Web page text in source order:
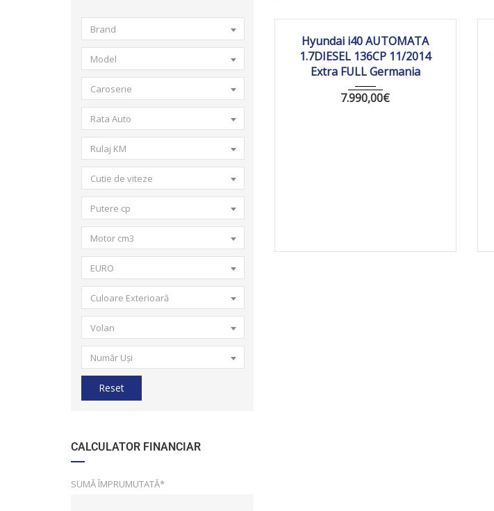
Brand
Model
Caroserie
Rata Auto
Rulaj KM
Cutie de viteze
Putere cp
Motor cm3
EURO
Culoare Exterioară
Volan
Număr Uși
Reset
CALCULATOR FINANCIAR
SUMĂ ÎMPRUMUTATĂ*
2014 Autom... 207 550
Hyundai i40 AUTOMATA
1.7DIESEL 136CP 11/2014
Extra FULL Germania
7.990,00€